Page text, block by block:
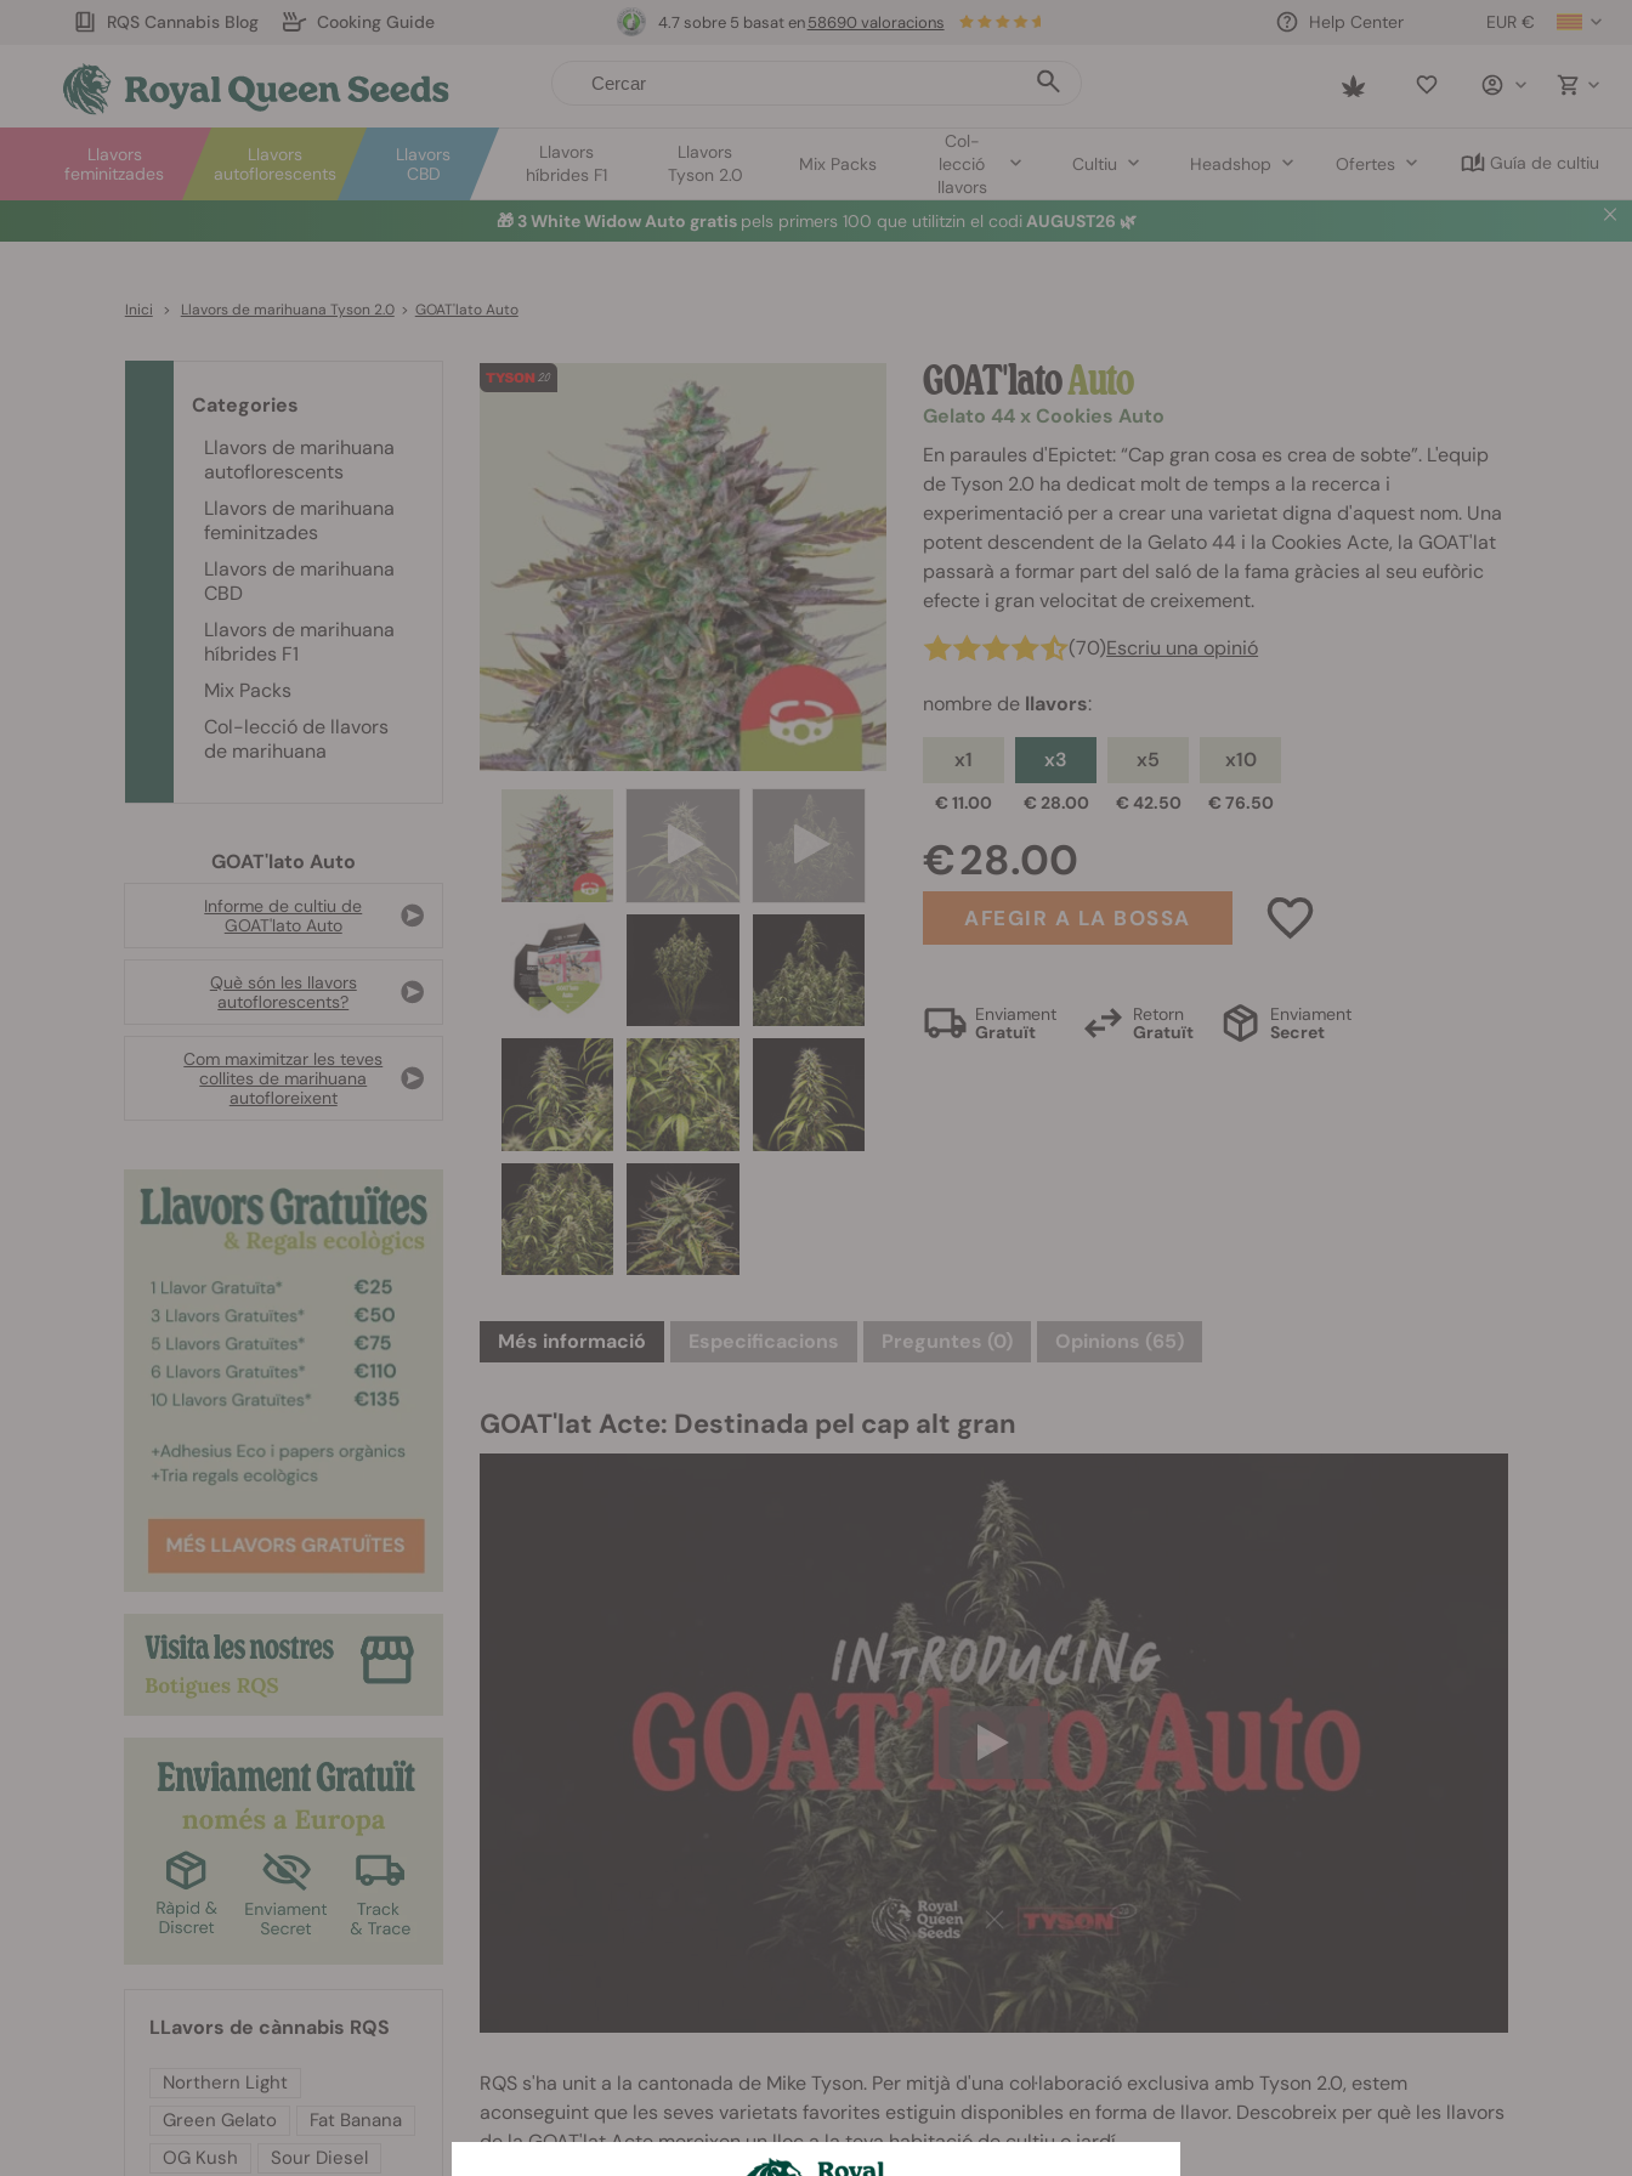
RQS Cannabis Blog Cooking Guide EUR €
Help Center
Saved
Llavors
autoflorescents
Llavors
feminitzades
Llavors
CBD
Llavors
híbrides F1
Llavors
Tyson 2.0
Mix Packs
Col-
lecció
llavors
Cultiu Headshop Ofertes Guía de cultiu
4.7 sobre 5 basat en 58690 valoracions
🎁 3 White Widow Auto gratis pels primers 100 que utilitzin el codiAUGUST26 🌿
Inici > Llavors de marihuana Tyson 2.0 > GOAT'lato Auto
GOAT'latoAuto
Gelato 44 x Cookies Auto
En paraules d'Epictet: “Cap gran cosa es crea de sobte”. L'equip
de Tyson 2.0 ha dedicat molt de temps a la recerca i
experimentació per a crear una varietat digna d'aquest nom. Una
potent descendent de la Gelato 44 i la Cookies Acte, la GOAT'lat
passarà a formar part del saló de la fama gràcies al seu eufòric
efecte i gran velocitat de creixement.
(70)Escriu una opinió
nombre de llavors:
x1
€ 11.00
x3
€ 28.00
x5
€ 42.50
x10
€ 76.50
€ 28.00
AFEGIR A LA BOSSA
Enviament
Gratuït
Retorn
Gratuït
Enviament
Secret
Més informació Especificacions Preguntes (0) Opinions (65)
GOAT'lat Acte: Destinada pel cap alt gran
RQS s'ha unit a la cantonada de Mike Tyson. Per mitjà d'una col·laboració exclusiva amb Tyson 2.0, estem
aconseguint que les seves varietats favorites estiguin disponibles en forma de llavor. Descobreix per què les llavors
de la GOAT'lat Acte mereixen un lloc a la teva habitació de cultiu o jardí.
Categories
Llavors de marihuana
autoflorescents
Llavors de marihuana
feminitzades
Llavors de marihuana
CBD
Llavors de marihuana
híbrides F1
Mix Packs
Col-lecció de llavors
de marihuana
GOAT'lato Auto
Informe de cultiu de
GOAT'lato Auto
Què són les llavors
autoflorescents?
Com maximitzar les teves
collites de marihuana
autofloreixent
LLavors de cànnabis RQS
Northern Light
Green Gelato
Fat Banana
OG Kush
Sour Diesel